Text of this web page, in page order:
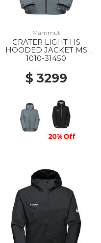
Mammut
CRATER LIGHT HS
HOODED JACKET MS
00789 STRATA
1010-31450
$ 3299
20% Off